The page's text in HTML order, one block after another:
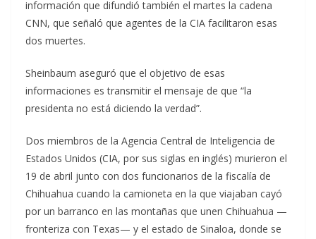
información que difundió también el martes la cadena
CNN, que señaló que agentes de la CIA facilitaron esas
dos muertes.
Sheinbaum aseguró que el objetivo de esas
informaciones es transmitir el mensaje de que “la
presidenta no está diciendo la verdad”.
Dos miembros de la Agencia Central de Inteligencia de
Estados Unidos (CIA, por sus siglas en inglés) murieron el
19 de abril junto con dos funcionarios de la fiscalía de
Chihuahua cuando la camioneta en la que viajaban cayó
por un barranco en las montañas que unen Chihuahua —
fronteriza con Texas— y el estado de Sinaloa, donde se